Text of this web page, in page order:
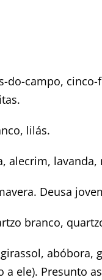
do-campo,
lilás.
alecrim,
Deusa
branco,
abóbora,
ele). Presunto